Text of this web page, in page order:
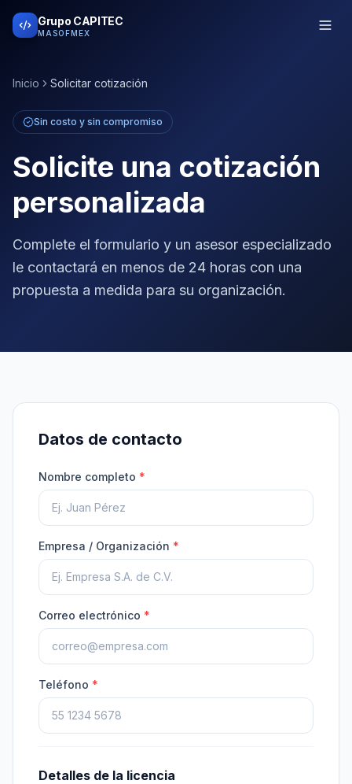
Grupo CAPITEC
MASOFMEX
Inicio Solicitar cotización
Sin costo y sin compromiso
Solicite una cotización
personalizada
Complete el formulario y un asesor especializado
le contactará en menos de 24 horas con una
propuesta a medida para su organización.
Datos de contacto
Nombre completo *
Empresa / Organización *
Correo electrónico *
Teléfono *
Detalles de la licencia